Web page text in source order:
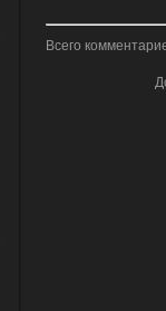
Всего